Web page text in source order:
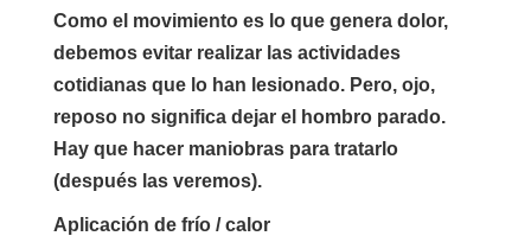
Como el movimiento es lo que genera dolor,
debemos evitar realizar las actividades
cotidianas que lo han lesionado. Pero, ojo,
reposo no significa dejar el hombro parado.
Hay que hacer maniobras para tratarlo
(después las veremos).
Aplicación de frío / calor